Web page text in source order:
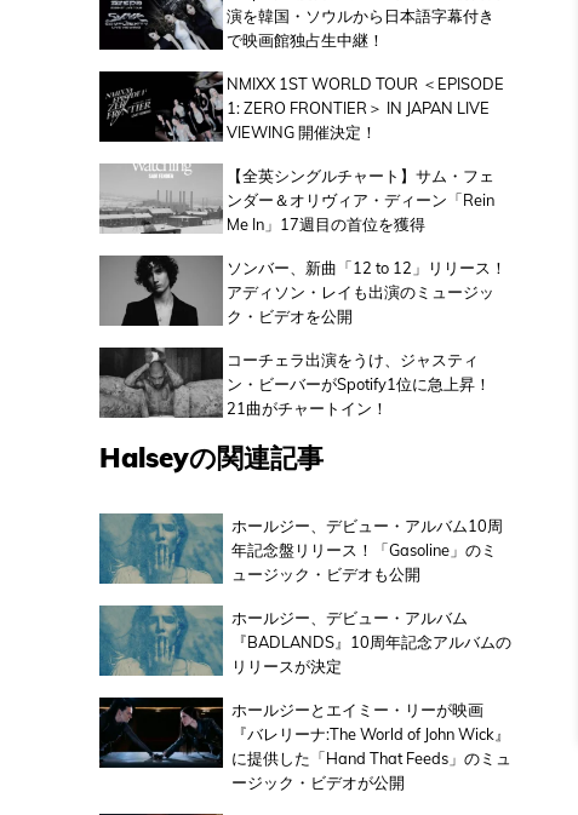
演を韓国・ソウルから日本語字幕付き
で映画館独占生中継！
NMIXX 1ST WORLD TOUR ＜EPISODE
1: ZERO FRONTIER＞ IN JAPAN LIVE
VIEWING 開催決定！
【全英シングルチャート】サム・フェ
ンダー＆オリヴィア・ディーン「Rein
Me In」17週目の首位を獲得
ソンバー、新曲「12 to 12」リリース！
アディソン・レイも出演のミュージッ
ク・ビデオを公開
コーチェラ出演をうけ、ジャスティ
ン・ビーバーがSpotify1位に急上昇！
21曲がチャートイン！
Halseyの関連記事
ホールジー、デビュー・アルバム10周
年記念盤リリース！「Gasoline」のミ
ュージック・ビデオも公開
ホールジー、デビュー・アルバム
『BADLANDS』10周年記念アルバムの
リリースが決定
ホールジーとエイミー・リーが映画
『バレリーナ:The World of John Wick』
に提供した「Hand That Feeds」のミュ
ージック・ビデオが公開